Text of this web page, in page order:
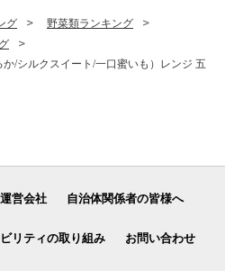
グ
野菜類ランキング
/シルクスイート/一口蜜いも）レンジ 五
運営会社 自治体関係者の皆様へ
リティの取り組み お問い合わせ